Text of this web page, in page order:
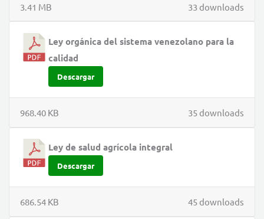
33 downloads
3.41 MB
Ley orgánica del sistema venezolano para la
calidad
Descargar
35 downloads
968.40 KB
Ley de salud agrícola integral
Descargar
45 downloads
686.54 KB